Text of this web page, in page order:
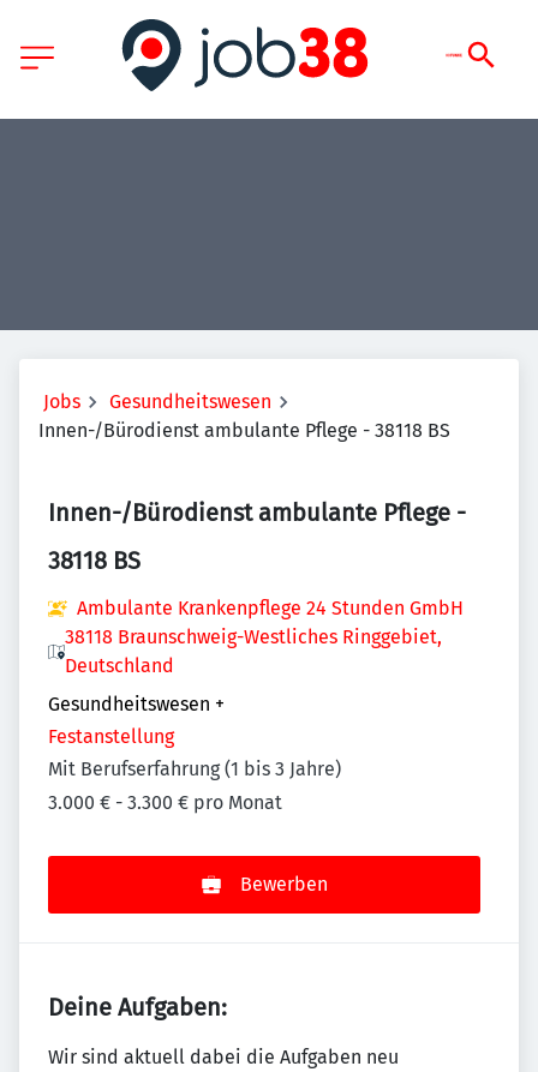
Jobs
Gesundheitswesen
Innen-/Bürodienst ambulante Pflege - 38118 BS
Innen-/Bürodienst ambulante Pflege -
38118 BS
Ambulante Krankenpflege 24 Stunden GmbH
38118 Braunschweig-Westliches Ringgebiet,
Deutschland
Gesundheitswesen +
Festanstellung
Mit Berufserfahrung (1 bis 3 Jahre)
3.000 € - 3.300 € pro Monat
Bewerben
Deine Aufgaben:
Wir sind aktuell dabei die Aufgaben neu